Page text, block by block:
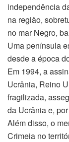
independência
na região,
no mar Negro,
Uma península
desde a época
Em 1994, a
Ucrânia, Reino
fragilizada,
da Ucrânia e,
Além disso, o
Crimeia no